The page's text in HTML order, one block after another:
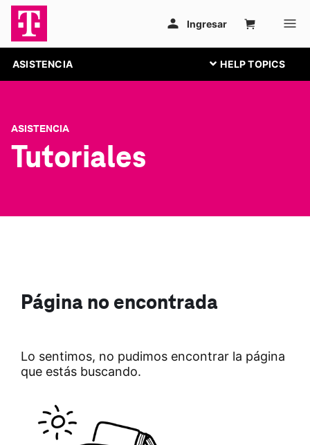
ASISTENCIA
ASISTENCIA
Tutoriales